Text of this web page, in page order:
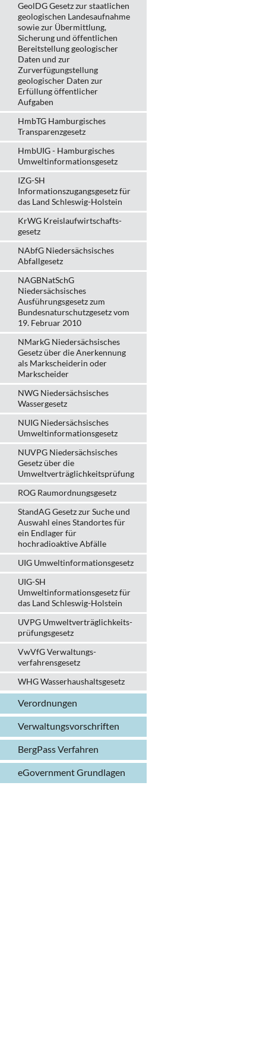
GeolDG Gesetz zur staatlichen
geologischen Landesaufnahme
sowie zur Übermittlung,
Sicherung und öffentlichen
Bereitstellung geologischer
Daten und zur
Zurverfügungstellung
geologischer Daten zur
Erfüllung öffentlicher
Aufgaben
HmbTG Hamburgisches
Transparenzgesetz
HmbUIG - Hamburgisches
Umweltinformationsgesetz
IZG-SH
Informationszugangsgesetz für
das Land Schleswig-Holstein
KrWG Kreislaufwirtschafts­
gesetz
NAbfG Niedersächsisches
Abfallgesetz
NAGBNatSchG
Niedersächsisches
Ausführungsgesetz zum
Bundesnaturschutzgesetz vom
19. Februar 2010
NMarkG Niedersächsisches
Gesetz über die Anerkennung
als Markscheiderin oder
Markscheider
NWG Niedersächsisches
Wassergesetz
NUIG Niedersächsisches
Umweltinformationsgesetz
NUVPG Niedersächsisches
Gesetz über die
Umweltverträglichkeitsprüfung
ROG Raumordnungsgesetz
StandAG Gesetz zur Suche und
Auswahl eines Standortes für
ein Endlager für
hochradioaktive Abfälle
UIG Umweltinformationsgesetz
UIG-SH
Umweltinformationsgesetz für
das Land Schleswig-Holstein
UVPG Umweltverträglich­keits­
prüfungs­gesetz
VwVfG Verwaltungs­
verfahrens­gesetz
WHG Wasserhaushalts­gesetz
Verordnungen
Verwaltungs­vorschriften
BergPass Verfahren
eGovernment Grundlagen